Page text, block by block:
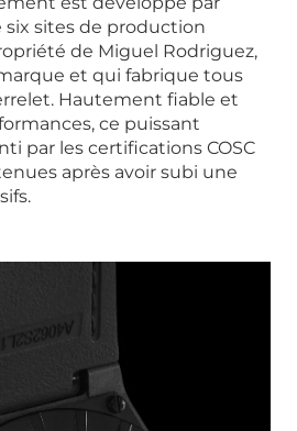
sites de production
de Miguel Rodriguez,
et qui fabrique tous
Hautement fiable et
ce puissant
par les certifications COSC
après avoir subi une